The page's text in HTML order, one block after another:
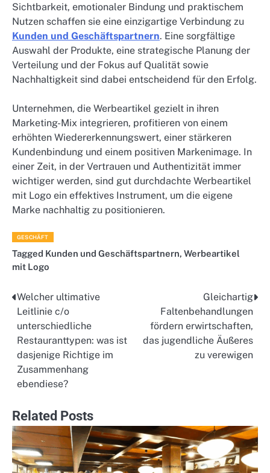
Sichtbarkeit, emotionaler Bindung und praktischem
Nutzen schaffen sie eine einzigartige Verbindung zu
Kunden und Geschäftspartnern. Eine sorgfältige
Auswahl der Produkte, eine strategische Planung der
Verteilung und der Fokus auf Qualität sowie
Nachhaltigkeit sind dabei entscheidend für den Erfolg.
Unternehmen, die Werbeartikel gezielt in ihren
Marketing-Mix integrieren, profitieren von einem
erhöhten Wiedererkennungswert, einer stärkeren
Kundenbindung und einem positiven Markenimage. In
einer Zeit, in der Vertrauen und Authentizität immer
wichtiger werden, sind gut durchdachte Werbeartikel
mit Logo ein effektives Instrument, um die eigene
Marke nachhaltig zu positionieren.
GESCHÄFT
Tagged Kunden und Geschäftspartnern, Werbeartikel
mit Logo
Post
navigation
Welcher ultimative
Leitlinie c/o
unterschiedliche
Restauranttypen: was ist
dasjenige Richtige im
Zusammenhang
ebendiese?
Gleichartig
Faltenbehandlungen
fördern erwirtschaften,
das jugendliche Äußeres
zu verewigen
Related Posts